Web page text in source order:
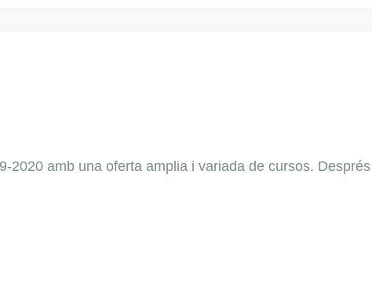
2020 amb una oferta amplia i variada de cursos.